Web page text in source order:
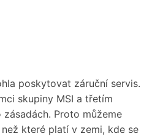
poskytovat záruční servis.
skupiny MSI a třetím
Proto můžeme
které platí v zemi, kde se